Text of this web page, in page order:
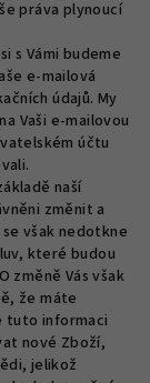
práva plynoucí
s Vámi budeme
e-mailová
údajů. My
Vaši e-mailovou
účtu
naší
změnit a
však nedotkne
které budou
změně Vás však
že máte
tuto informaci
nové Zboží,
jelikož